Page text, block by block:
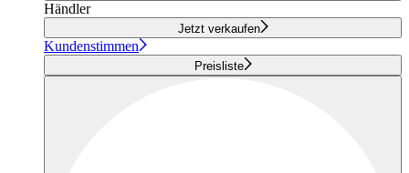
Händler
Jetzt verkaufen
Kundenstimmen
Preisliste